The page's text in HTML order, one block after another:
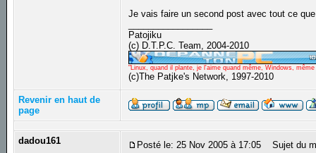
Je vais faire un second post avec tout ce
Patojiku
(c) D.T.P.C. Team, 2004-2010
"Linux, quand il plante, je l'aime quand même, Windows,
(c)The Patjke's Network, 1997-2010
Revenir en haut de
page
dadou161 Posté le: 25 Nov 2005 à 17:05 Sujet du